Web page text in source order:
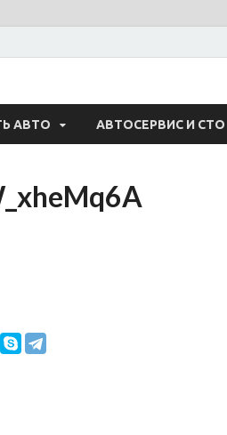
— Авто
АВТО АВТОСЕРВИС И СТО